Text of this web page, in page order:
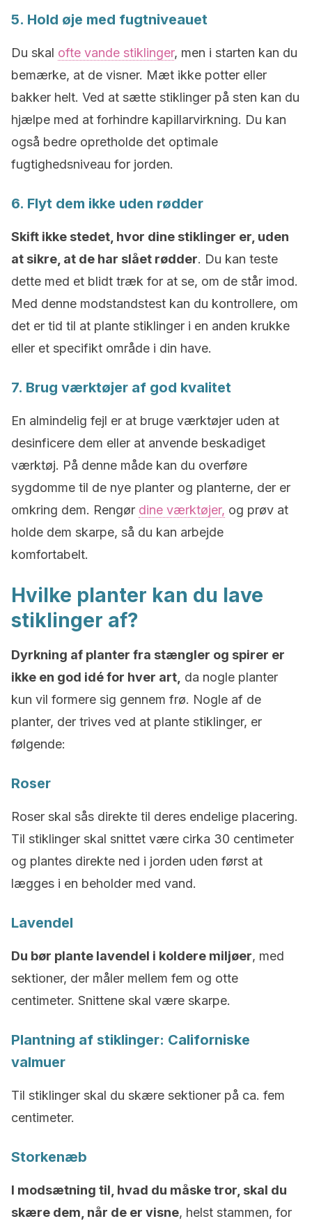
5. Hold øje med fugtniveauet
Du skal ofte vande stiklinger, men i starten kan du
bemærke, at de visner. Mæt ikke potter eller
bakker helt. Ved at sætte stiklinger på sten kan du
hjælpe med at forhindre kapillarvirkning. Du kan
også bedre opretholde det optimale
fugtighedsniveau for jorden.
6. Flyt dem ikke uden rødder
Skift ikke stedet, hvor dine stiklinger er, uden
at sikre, at de har slået rødder. Du kan teste
dette med et blidt træk for at se, om de står imod.
Med denne modstandstest kan du kontrollere, om
det er tid til at plante stiklinger i en anden krukke
eller et specifikt område i din have.
7. Brug værktøjer af god kvalitet
En almindelig fejl er at bruge værktøjer uden at
desinficere dem eller at anvende beskadiget
værktøj. På denne måde kan du overføre
sygdomme til de nye planter og planterne, der er
omkring dem. Rengør dine værktøjer, og prøv at
holde dem skarpe, så du kan arbejde
komfortabelt.
Hvilke planter kan du lave
stiklinger af?
Dyrkning af planter fra stængler og spirer er
ikke en god idé for hver art, da nogle planter
kun vil formere sig gennem frø. Nogle af de
planter, der trives ved at plante stiklinger, er
følgende:
Roser
Roser skal sås direkte til deres endelige placering.
Til stiklinger skal snittet være cirka 30 centimeter
og plantes direkte ned i jorden uden først at
lægges i en beholder med vand.
Lavendel
Du bør plante lavendel i koldere miljøer, med
sektioner, der måler mellem fem og otte
centimeter. Snittene skal være skarpe.
Plantning af stiklinger: Californiske
valmuer
Til stiklinger skal du skære sektioner på ca. fem
centimeter.
Storkenæb
I modsætning til, hvad du måske tror, skal du
skære dem, når de er visne, helst stammen, for